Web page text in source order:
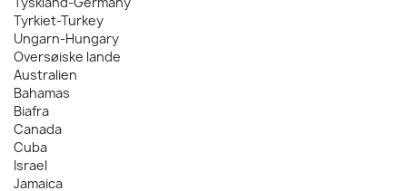
Tyrkiet-Turkey
Ungarn-Hungary
Oversøiske lande
Australien
Bahamas
Biafra
Canada
Cuba
Israel
Jamaica